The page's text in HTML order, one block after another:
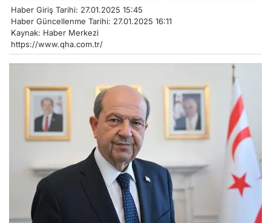
Haber Giriş Tarihi: 27.01.2025 15:45
Haber Güncellenme Tarihi: 27.01.2025 16:11
Kaynak: Haber Merkezi
https://www.qha.com.tr/